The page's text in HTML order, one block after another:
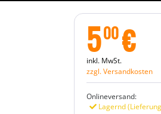
500€
inkl. MwSt.
zzgl. Versandkosten
Onlineversand:
Lagernd